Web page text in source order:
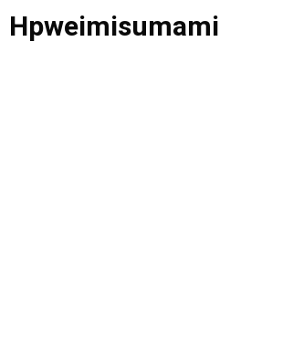
Saltar
alHpweimisumami